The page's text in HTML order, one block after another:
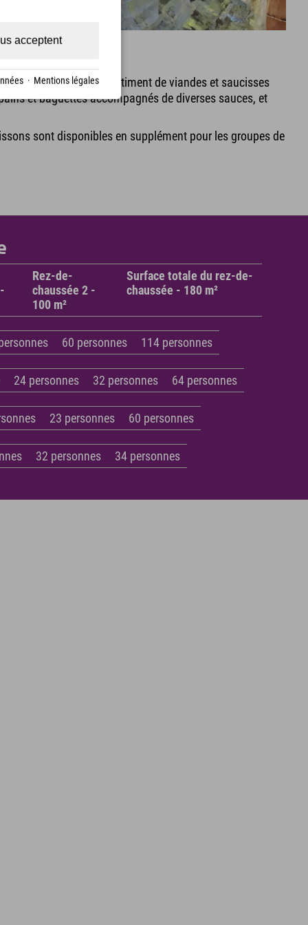
à l'hôtel avec un assortiment de viandes et saucisses
et baguettes accompagnés de diverses sauces, et
sont disponibles en supplément pour les groupes de
Rez-de-
chaussée 2 -
100 m²
Surface totale du rez-de-
chaussée - 180 m²
60 personnes 114 personnes
24 personnes 32 personnes 64 personnes
23 personnes 60 personnes
32 personnes 34 personnes
acceptent
· Mentions légales